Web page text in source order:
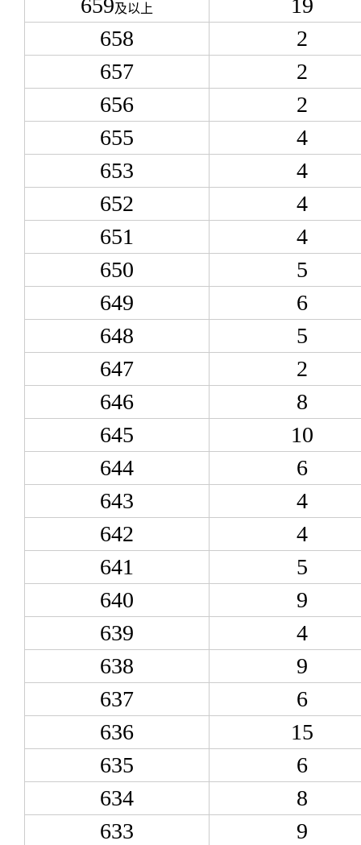
659及以上
19
658
2
657
2
656
2
655
4
653
4
652
4
651
4
650
5
649
6
648
5
647
2
646
8
645
10
644
6
643
4
642
4
641
5
640
9
639
4
638
9
637
6
636
15
635
6
634
8
633
9